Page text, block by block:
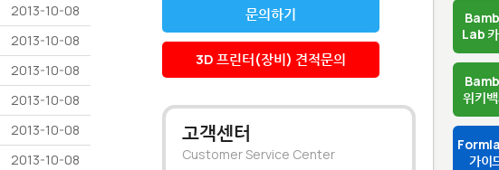
Lab
위키
가이
2013-10-08
2013-10-08
2013-10-08
2013-10-08
2013-10-08
2013-10-08
문의하기
3D 프린터(장비) 견적문의
고객센터
Customer Service Center